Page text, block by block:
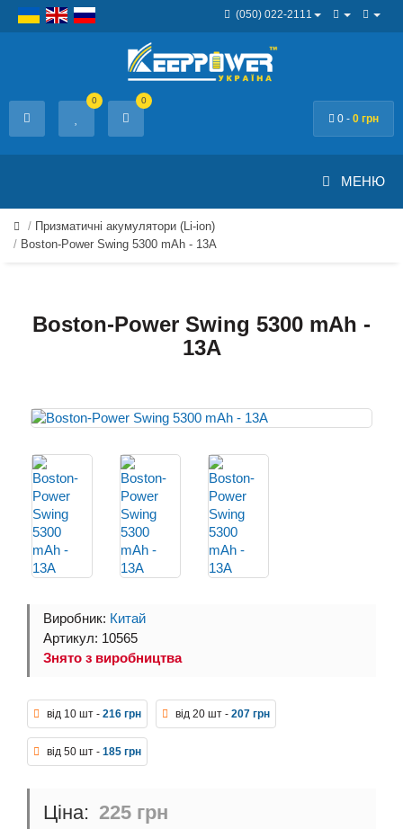
(050) 022-2111
0 - 0 грн
0 0
МЕНЮ
Призматичні акумулятори (Li-ion)
Boston-Power Swing 5300 mAh - 13А
Boston-Power Swing 5300 mAh -
13А
Виробник: Китай
Артикул: 10565
Знято з виробництва
від 10 шт - 216 грн від 20 шт - 207 грн
від 50 шт - 185 грн
225 грн